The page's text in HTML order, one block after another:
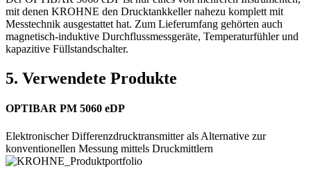
mit denen KROHNE den Drucktankkeller nahezu komplett mit
Messtechnik ausgestattet hat. Zum Lieferumfang gehörten auch
magnetisch-induktive Durchflussmessgeräte, Temperaturfühler und
kapazitive Füllstandschalter.
5. Verwendete Produkte
OPTIBAR PM 5060 eDP
Elektronischer Differenzdrucktransmitter als Alternative zur
konventionellen Messung mittels Druckmittlern